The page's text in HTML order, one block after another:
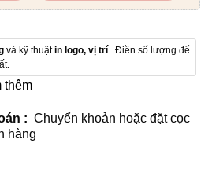
và kỹ thuậtin logo, vị trí . Điền số lượng để
thêm
: Chuyển khoản hoặc đặt cọc
hàng